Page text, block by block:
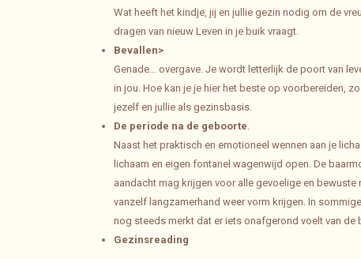
Wat heeft het kindje, jij en jullie gezin nodig om de
dragen van nieuw Leven in je buik vraagt.
Bevallen>
Genade... overgave. Je wordt letterlijk de poort van
in jou. Hoe kan je je hier het beste op voorbereiden,
jezelf en jullie als gezinsbasis.
De periode na de geboorte.
Naast het praktisch en emotioneel wennen aan je
lichaam en eigen fontanel wagenwijd open. De
aandacht mag krijgen voor alle gevoelige en
vanzelf langzamerhand weer vorm krijgen. In
nog steeds merkt dat er iets onafgerond voelt van
Gezinsreading